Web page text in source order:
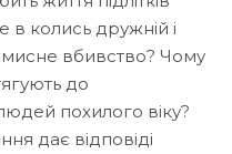
колись дружній і
вбивство? Чому
до
похилого віку?
дає відповіді